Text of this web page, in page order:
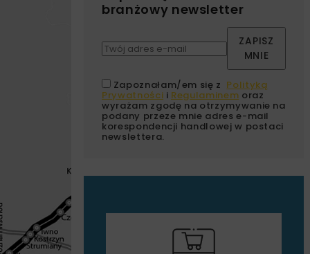
branżowy newsletter
ZAPISZ
MNIE
Zapoznałam/em się z Polityką
Prywatności i Regulaminem oraz
wyrażam zgodę na otrzymywanie na
podany przeze mnie adres e-mail
korespondencji handlowej w postaci
newslettera.